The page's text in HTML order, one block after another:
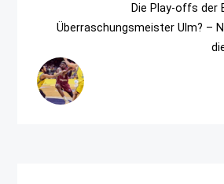
Die Play-offs der
Überraschungsmeister Ulm? –